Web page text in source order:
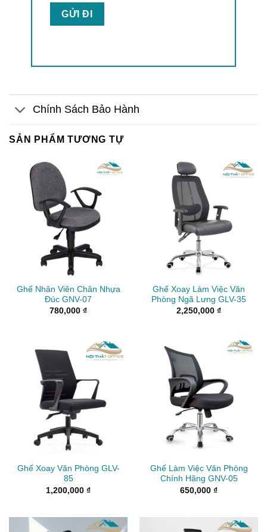
Chính Sách Bảo Hành
SẢN PHẨM TƯƠNG TỰ
Ghế Nhân Viên Chân Nhựa
Đúc GNV-07
780,000 ₫
Ghế Xoay Làm Việc Văn
Phòng Ngã Lưng GLV-35
2,250,000 ₫
Ghế Xoay Văn Phòng GLV-
85
1,200,000 ₫
Ghế Làm Việc Văn Phòng
Chính Hãng GNV-05
650,000 ₫